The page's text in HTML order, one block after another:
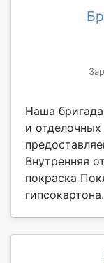
Наша
и
Внутренняя
покраска